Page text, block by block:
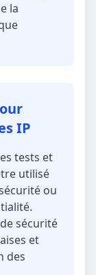
la
IP
tests et
utilisé
ou
sécurité
et
des